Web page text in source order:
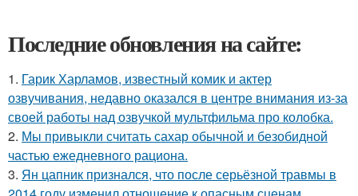
Последние обновления на сайте:
1. Гарик Харламов, известный комик и актер
озвучивания, недавно оказался в центре внимания из-за
своей работы над озвучкой мультфильма про колобка.
2. Мы привыкли считать сахар обычной и безобидной
частью ежедневного рациона.
3. Ян цапник признался, что после серьёзной травмы в